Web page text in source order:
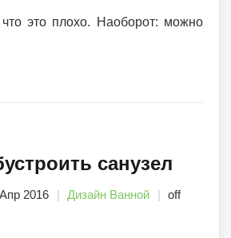
что это плохо. Наоборот: можно
санузел
2016 Дизайн Ванной off